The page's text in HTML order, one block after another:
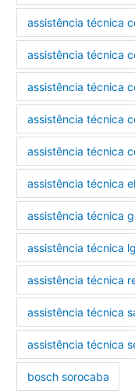
assistência técnica
assistência técnica
assistência técnica
assistência técnica
assistência técnica
assistência técnica
assistência técnica
assistência técnica
assistência técnica
assistência técnica
assistência técnica
bosch sorocaba